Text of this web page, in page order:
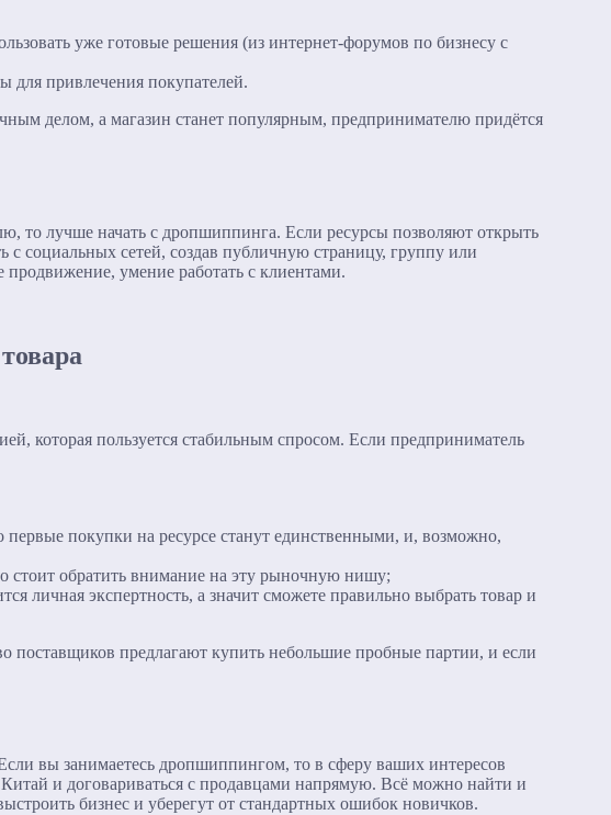
уже готовые решения (из интернет-форумов по бизнесу с
для привлечения покупателей.
делом, а магазин станет популярным, предпринимателю придётся
то лучше начать с дропшиппинга. Если ресурсы позволяют открыть
с социальных сетей, создав публичную страницу, группу или
умение работать с клиентами.
которая пользуется стабильным спросом. Если предприниматель
первые покупки на ресурсе станут единственными, и, возможно,
стоит обратить внимание на эту рыночную нишу;
личная экспертность, а значит сможете правильно выбрать товар и
предлагают купить небольшие пробные партии, и если
вы занимаетесь дропшиппингом, то в сферу ваших интересов
Китай и договариваться с продавцами напрямую. Всё можно найти и
бизнес и уберегут от стандартных ошибок новичков.